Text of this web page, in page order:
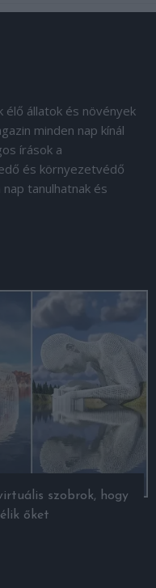
állatok és növények
minden nap kínál
írások a
és környezetvédő
tanulhatnak és
szobrok, hogy
őket